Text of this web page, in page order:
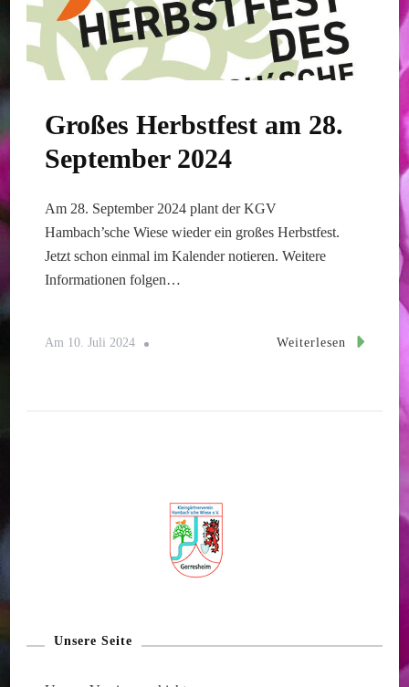
Großes Herbstfest am 28.
September 2024
Am 28. September 2024 plant der KGV
Hambach’sche Wiese wieder ein großes Herbstfest.
Jetzt schon einmal im Kalender notieren. Weitere
Informationen folgen…
Am 10. Juli 2024 Weiterlesen
Unsere Seite